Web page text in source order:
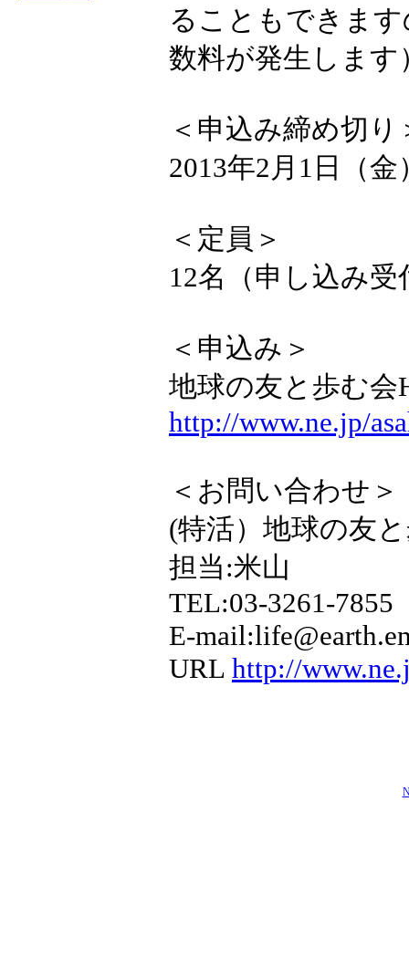
ることもできま
数料が発生します
＜申込み締め切り
2013年2月1日（
＜定員＞
12名（申し込み
＜申込み＞
地球の友と歩む会
http://www.ne.jp/
＜お問い合わせ＞
(特活）地球の友
担当:米山
TEL:03-3261-7855
E-
URL http://